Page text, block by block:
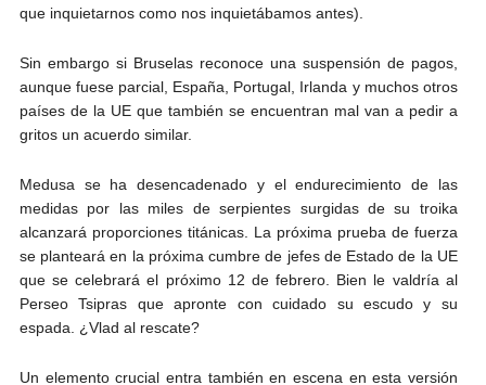
que inquietarnos como nos inquietábamos antes).
Sin embargo si Bruselas reconoce una suspensión de pagos,
aunque fuese parcial, España, Portugal, Irlanda y muchos otros
países de la UE que también se encuentran mal van a pedir a
gritos un acuerdo similar.
Medusa se ha desencadenado y el endurecimiento de las
medidas por las miles de serpientes surgidas de su troika
alcanzará proporciones titánicas. La próxima prueba de fuerza
se planteará en la próxima cumbre de jefes de Estado de la UE
que se celebrará el próximo 12 de febrero. Bien le valdría al
Perseo Tsipras que apronte con cuidado su escudo y su
espada. ¿Vlad al rescate?
Un elemento crucial entra también en escena en esta versión